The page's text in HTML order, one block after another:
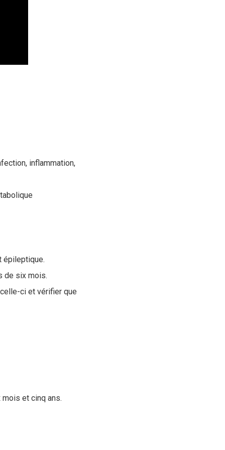
inflammation,
épileptique.
de six mois.
ci et vérifier que
et cinq ans.